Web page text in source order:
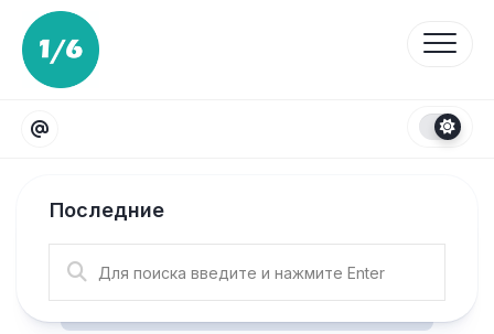
Перейти
содержанию
Последние